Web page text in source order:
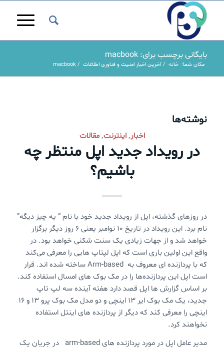
بایگانی برچسب برای: macbook
مکان شما: خانه / آخرین اخبار امنیت و فناوری اطلاعات /
macbook
نوشته‌ها
اخبار,اینترنت,مقالات
در رویداد جدید اپل منتظر چه
باشیم؟
در روزهای گذشته، اپل از رویداد جدید خود با نام “ یه چیز دیگه”
نام برد. این رویداد در تاریخ ۱۰ نوامبر یعنی ۶ روز دیگر برگزار
خواهد شد و از جهات زیادی یک سنت شکنی خواهد بود. در
واقع این اولین باری است که اپل لپتاپ هایی را معرفی می‌کند
که با پردازنده ای معروف به Arm-based ساخته شده اند. قرار
است اپل این پردازنده‌ها را در مک ‌بوک های امسال استفاده کند.
بر اساس گزارش ها اپل قصد دارد هفته آینده سه لپ تاپ
جدید، یک مک بوک ایر ۱۳ اینچی و دو مدل مک بوک پرو ۱۳ و ۱۶
اینچی را معرفی کند که دیگر از پردازنده های اینتل استفاده
نخواهند کرد.
مدیر عامل اپل در مورد پردازنده های arm-based در جریان یک